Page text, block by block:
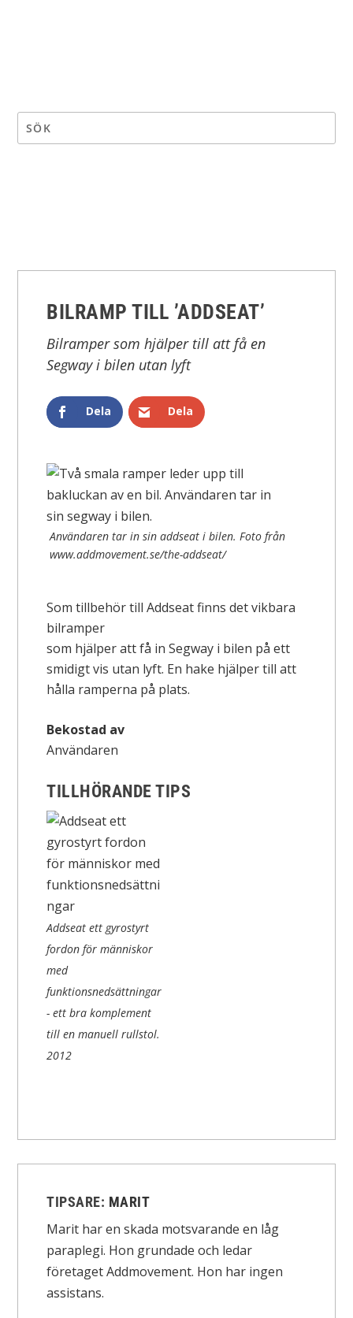
BILRAMP TILL ’ADDSEAT’
Bilramper som hjälper till att få en
Segway i bilen utan lyft
Dela Dela
Användaren tar in sin addseat i bilen. Foto från
www.addmovement.se/the-addseat/
Som tillbehör till Addseat finns det vikbara
bilramper
som hjälper att få in Segway i bilen på ett
smidigt vis utan lyft. En hake hjälper till att
hålla ramperna på plats.
Bekostad av
Användaren
TILLHÖRANDE TIPS
Addseat ett gyrostyrt
fordon för människor
med
funktionsnedsättningar
- ett bra komplement
till en manuell rullstol.
2012
TIPSARE: MARIT
Marit har en skada motsvarande en låg
paraplegi. Hon grundade och ledar
företaget Addmovement. Hon har ingen
assistans.